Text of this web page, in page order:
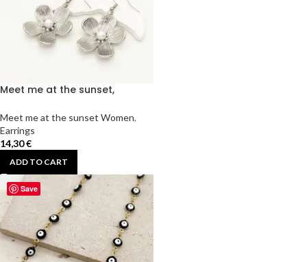
Meet me at the sunset,
Σκουλαρίκια Λουλούδι με Πέρλα –
Ασημί.
Meet me at the sunset Women,
Earrings
14,30€
ADD TO CART
Save